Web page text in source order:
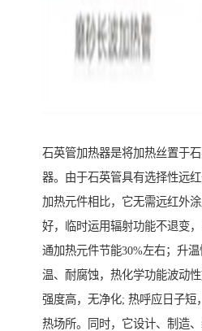
石英管加热器是将加热丝置于
器。由于石英管具有选择性远
加热元件相比，它无需远红外
好，临时运用辐射功能不退变
通加热元件节能30%左右；升
温、耐腐蚀，热化学功能波动
强度高，无净化; 热呼应日子短
热场所。同时，它设计、制造